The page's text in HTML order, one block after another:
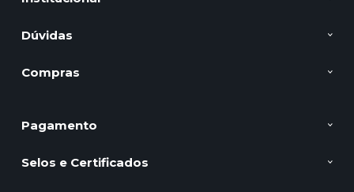
Dúvidas
Compras
Pagamento
Selos e Certificados